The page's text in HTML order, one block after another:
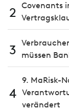
2 Covenants
3
müssen
4
9. MaRisk-
verändert